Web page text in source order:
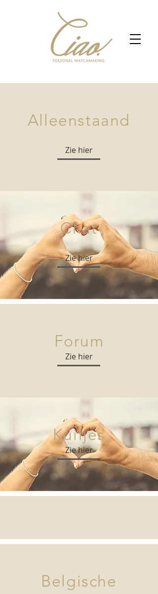
Alleenstaand
Zie hier
Chat
Zie hier
Forum
Zie hier
Kuifjes
Zie hier
Belgische